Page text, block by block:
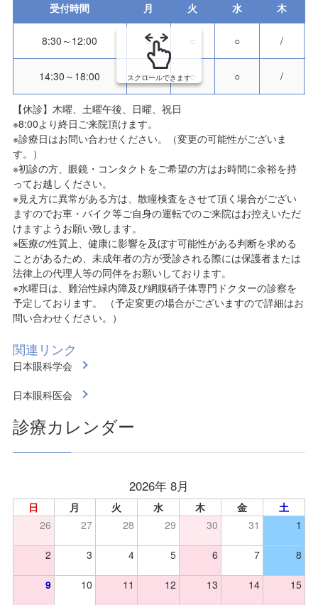
受付時間 月 火 水 木
8:30～12:00 ○ ○ ○ /
14:30～18:00 ○ ○ ○ /
スクロールできます
【休診】木曜、土曜午後、日曜、祝日
※8:00より終日ご来院頂けます。
※診療日はお問い合わせください。（変更の可能性がございま
す。）
※初診の方、眼鏡・コンタクトをご希望の方はお時間に余裕を持
ってお越しください。
※見え方に異常がある方は、散瞳検査をさせて頂く場合がござい
ますのでお車・バイク等ご自身の運転でのご来院はお控えいただ
けますようお願い致します。
※医療の性質上、健康に影響を及ぼす可能性がある判断を求める
ことがあるため、未成年者の方が受診される際には保護者または
法律上の代理人等の同伴をお願いしております。
※水曜日は、難治性緑内障及び網膜硝子体専門ドクターの診察を
予定しております。 （予定変更の場合がございますので詳細はお
問い合わせください。）
関連リンク
日本眼科学会
日本眼科医会
診療カレンダー
2026年 8月
日 月 火 水 木 金
土
26
27 28 29 30 31 1
2 3 4 5 6 7 8
9 10 11 12 13 14 15